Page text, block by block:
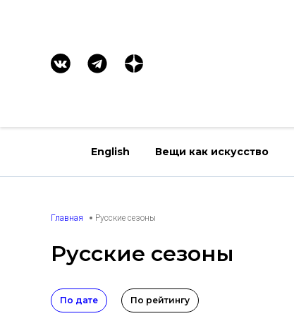
English Вещи как искусство
Главная Русские сезоны
Русские сезоны
По дате По рейтингу